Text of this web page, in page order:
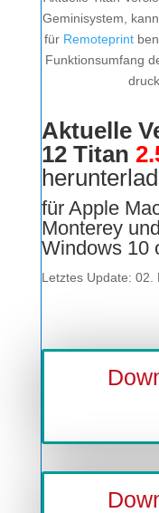
Geminisystem,
für Remoteprint
Funktionsumfang
Aktuelle
12 Titan
für Apple
Monterey
Windows 10
Letztes Update: 02.